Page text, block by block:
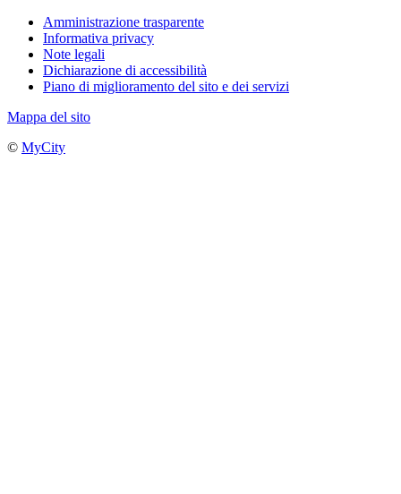
Amministrazione trasparente
Informativa privacy
Note legali
Dichiarazione di accessibilità
Piano di miglioramento del sito e dei servizi
Mappa del sito
© MyCity